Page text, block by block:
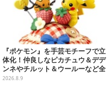
『ポケモン』を手芸モチーフで立
体化！仲良しなピカチュウ＆デデ
ンネやチルット＆ウールーなど全
6種
2026.8.9